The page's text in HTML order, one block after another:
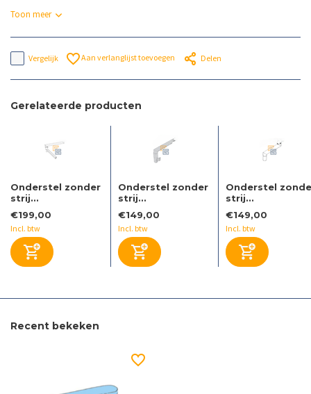
Toon meer
Vergelijk Aan verlanglijst toevoegen Delen
Gerelateerde producten
Onderstel zonder
strij...
€199,00
Incl. btw
Onderstel zonder
strij...
€149,00
Incl. btw
Onderstel
strij...
€149,00
Incl. btw
Recent bekeken